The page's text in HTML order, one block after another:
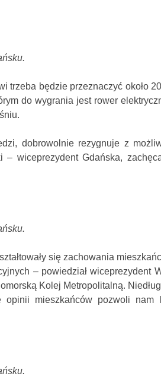
trzeba będzie przeznaczyć około
do wygrania jest rower
dobrowolnie rezygnuje z
– wiceprezydent Gdańska,
się zachowania
– powiedział wiceprezydent
Kolej Metropolitalną.
opinii mieszkańców pozwoli nam